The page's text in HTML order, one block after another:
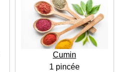
Cumin
1 pincée